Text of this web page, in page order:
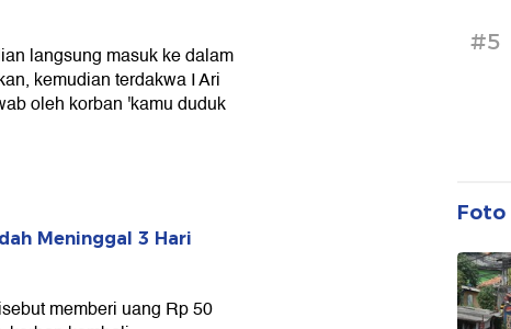
langsung masuk ke dalam
kemudian terdakwa I Ari
oleh korban 'kamu duduk
Meninggal 3 Hari
memberi uang Rp 50
#5
Foto